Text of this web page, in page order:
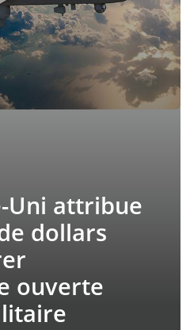
Uni attribue
dollars
ouverte